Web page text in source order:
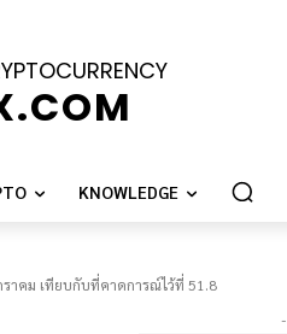
KNOWLEDGE
ราคม เทียบกับที่คาดการณ์ไว้ที่ 51.8